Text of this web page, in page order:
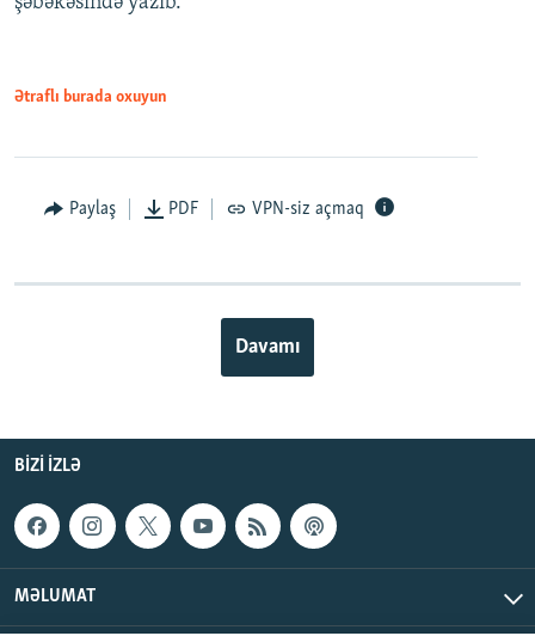
Ətraflı burada oxuyun
Paylaş PDF VPN-siz açmaq
Davamı
BIZI IZLƏ
MƏLUMAT